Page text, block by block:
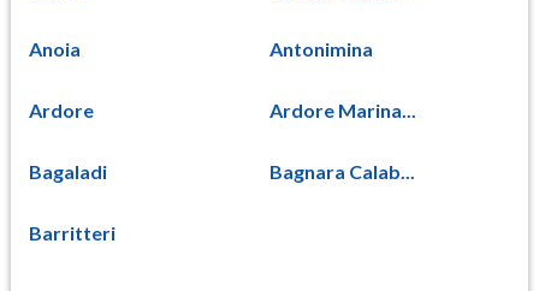
Anoia Antonimina
Ardore Ardore Marina...
Bagaladi Bagnara Calab...
Barritteri